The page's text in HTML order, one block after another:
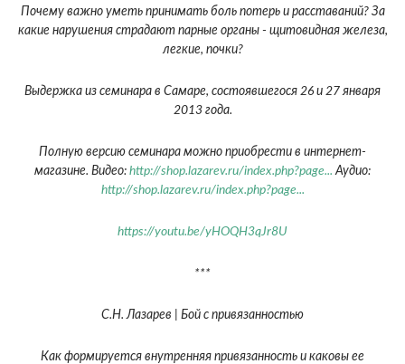
Почему важно уметь принимать боль потерь и расставаний? За
какие нарушения страдают парные органы - щитовидная железа,
легкие, почки?
Выдержка из семинара в Самаре, состоявшегося 26 и 27 января
2013 года.
Полную версию семинара можно приобрести в интернет-
магазине. Видео: http://shop.lazarev.ru/index.php?page... Аудио:
http://shop.lazarev.ru/index.php?page...
https://youtu.be/yHOQH3qJr8U
***
С.Н. Лазарев | Бой с привязанностью
Как формируется внутренняя привязанность и каковы ее